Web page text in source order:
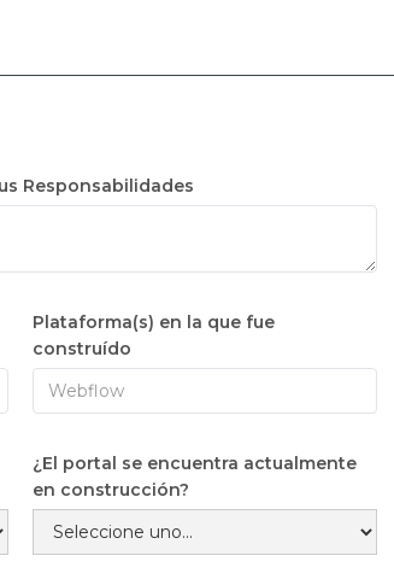
Responsabilidades
Plataforma(s) en la que fue
construído
¿El portal se encuentra actualmente
en construcción?